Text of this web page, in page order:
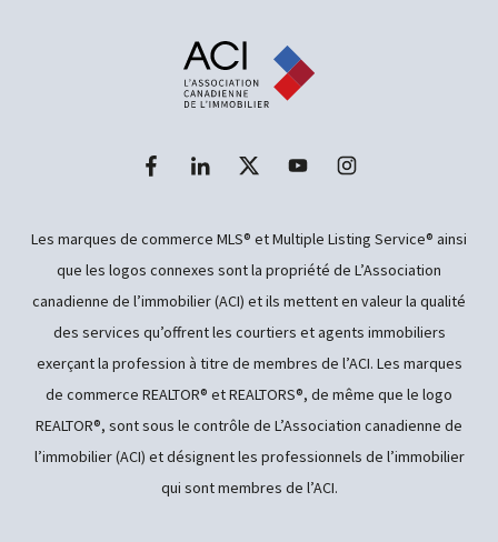
Les marques de commerce MLS® et Multiple Listing Service® ainsi
que les logos connexes sont la propriété de L’Association
canadienne de l’immobilier (ACI) et ils mettent en valeur la qualité
des services qu’offrent les courtiers et agents immobiliers
exerçant la profession à titre de membres de l’ACI. Les marques
de commerce REALTOR® et REALTORS®, de même que le logo
REALTOR®, sont sous le contrôle de L’Association canadienne de
l’immobilier (ACI) et désignent les professionnels de l’immobilier
qui sont membres de l’ACI.